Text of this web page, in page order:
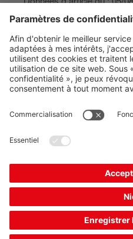
The Sensor
Quick links
Lettre d'information
Suivez-nous
tous les prix s’entendent
TVA non comprise, frais